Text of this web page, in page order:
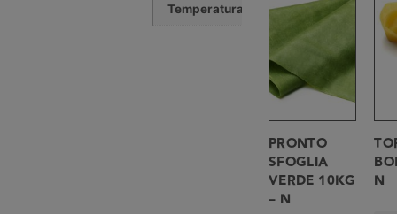
Temperatura 0 °C
PRONTO
SFOGLIA
VERDE 10KG
– N
N